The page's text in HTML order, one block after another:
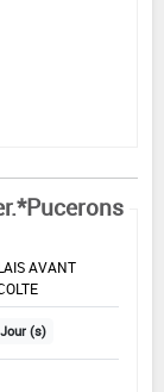
AVANT
(s)